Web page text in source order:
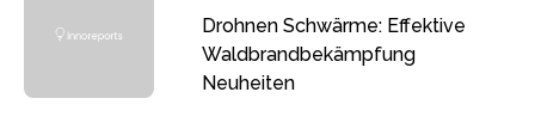
Drohnen Schwärme: Effektive
Waldbrandbekämpfung
Neuheiten